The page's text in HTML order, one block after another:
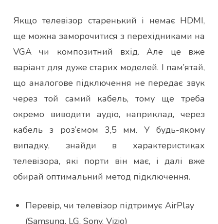
Якщо телевізор старенький і немає HDMI,
ще можна заморочитися з перехідниками на
VGA чи композитний вхід. Але це вже
варіант для дуже старих моделей. І пам’ятай,
що аналогове підключення не передає звук
через той самий кабель, тому ще треба
окремо виводити аудіо, наприклад, через
кабель з роз’ємом 3,5 мм. У будь-якому
випадку, знайди в характеристиках
телевізора, які порти він має, і далі вже
обирай оптимальний метод підключення.
Перевір, чи телевізор підтримує AirPlay
(Samsung, LG, Sony, Vizio)